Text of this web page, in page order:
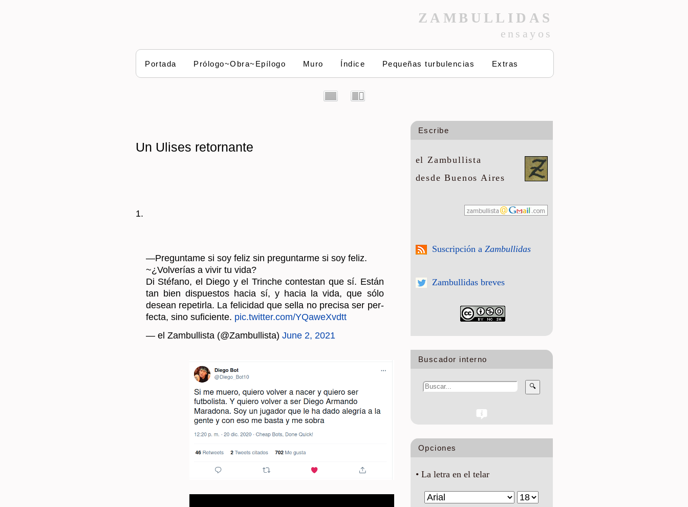
ZAMBULLIDAS
ensayos
Portada Prólogo~Obra~Epílogo Muro Índice Pequeñas turbulencias Extras
Un Ulises retornante
1.
—Pre­gun­ta­me si soy feliz sin pre­gun­tar­me si soy feliz.
~¿Vol­ve­rías a vivir tu vida?
Di Sté­fano, el Diego y el Trin­che con­tes­tan que sí. Están
tan bien dis­pues­tos hacia sí, y hacia la vida, que sólo
desean re­pe­tir­la. La fe­li­ci­dad que sella no pre­ci­sa ser per­
fec­ta, sino su­fi­cien­te.pic.​twitter.​com/​YQaweXvdtt
— el Zam­bu­llis­ta (@Zam­bu­llis­ta) June 2, 2021
Escribe
el Zambullista
desde Buenos Aires
Suscripción a Zambullidas
Zambullidas breves
Buscador interno
🔍
Opciones
• La letra en el telar